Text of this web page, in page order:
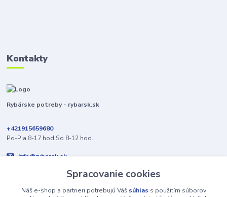
Kontakty
Rybárske potreby - rybarsk.sk
+421915659680
Po-Pia 8-17 hod.So 8-12 hod.
info@rybarsk.sk
Spracovanie cookies
Náš e-shop a partneri potrebujú Váš súhlas s použitím súborov